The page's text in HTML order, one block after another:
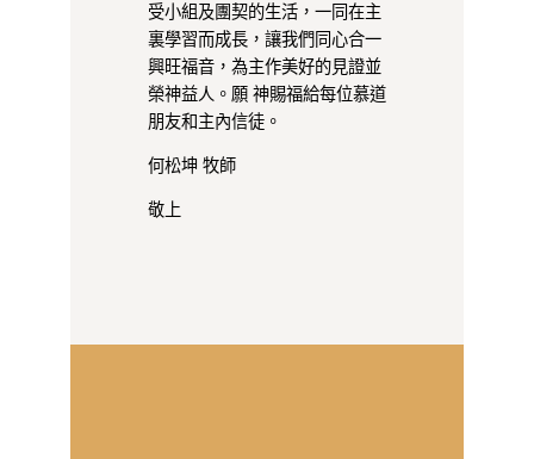
受小組及團契的生活，一同在主
裏學習而成長，讓我們同心合一
興旺福音，為主作美好的見證並
榮神益人。願 神賜福給每位慕道
朋友和主內信徒。
何松坤 牧師
敬上